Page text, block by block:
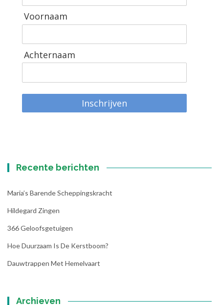
Voornaam
Achternaam
Inschrijven
Recente berichten
Maria’s Barende Scheppingskracht
Hildegard Zingen
366 Geloofsgetuigen
Hoe Duurzaam Is De Kerstboom?
Dauwtrappen Met Hemelvaart
Archieven